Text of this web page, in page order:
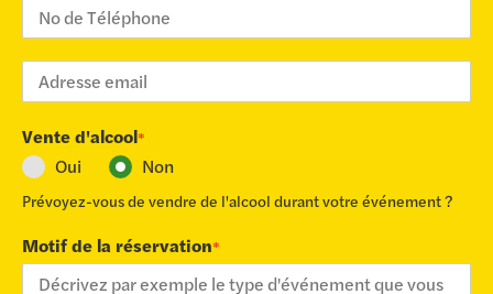
Vente d'alcool*
Oui Non
Prévoyez-vous de vendre de l'alcool durant votre événement ?
Motif de la réservation*